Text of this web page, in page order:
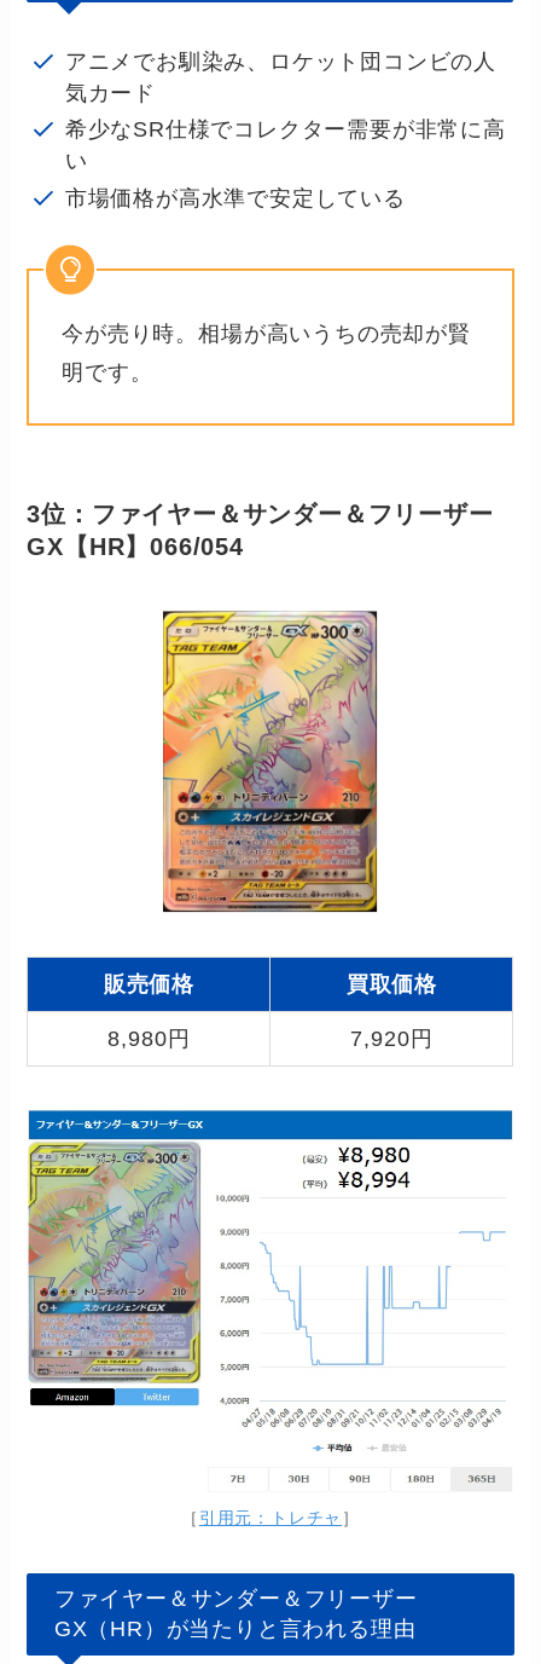
アニメでお馴染み、ロケット団コンビの人
気カード
希少なSR仕様でコレクター需要が非常に高
い
市場価格が高水準で安定している
今が売り時。相場が高いうちの売却が賢
明です。
3位：ファイヤー＆サンダー＆フリーザー
GX【HR】066/054
販売価格 買取価格
8,980円 7,920円
［ 引用元：トレチャ ］
ファイヤー＆サンダー＆フリーザー
GX（HR）が当たりと言われる理由